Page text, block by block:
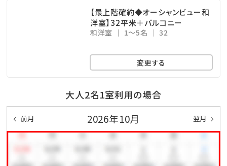
7月偶数日：バイキング 奇数日：BBQ
8月偶数日：BBQ 奇数日：バイキング
□全室オーシャンビュー確約！
□沖縄と言えば海！ホテル目の前がプライベートビーチ
♪
チェックイン後、お部屋で水着に着替えてビーチへ直
【最上階確約◆オーシャンビュー和
洋室】32平米＋バルコニー
和洋室 1～5名 32
変更する
大人2名1室利用の場合
前月 2026年10月 翌月